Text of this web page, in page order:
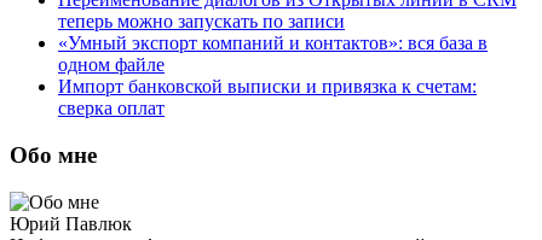
теперь можно запускать по записи
«Умный экспорт компаний и контактов»: вся база в
одном файле
Импорт банковской выписки и привязка к счетам:
сверка оплат
Обо мне
Юрий Павлюк